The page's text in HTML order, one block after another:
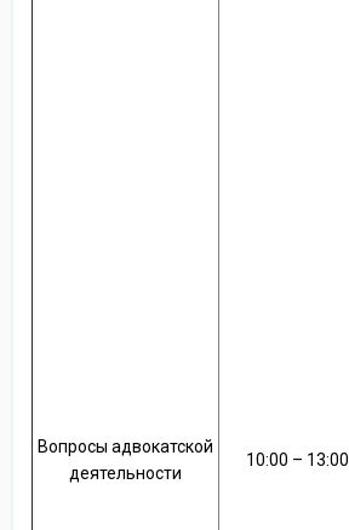
Вопросы адвокатской
деятельности
10:00 – 13:00